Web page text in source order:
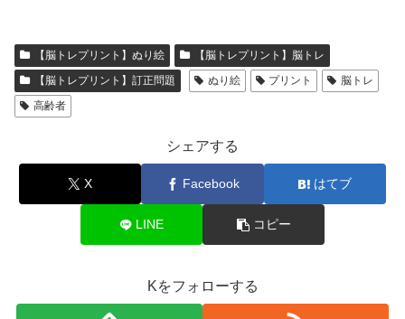
【脳トレプリント】ぬり絵
【脳トレプリント】脳トレ
【脳トレプリント】訂正問題
ぬり絵 プリント
脳トレ
高齢者
シェアする
X Facebook はてブ
LINE コピー
Kをフォローする